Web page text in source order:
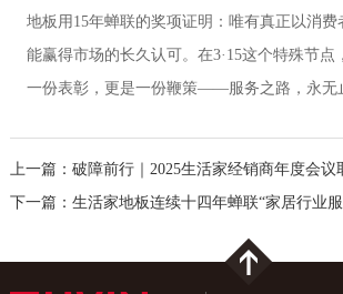
地板用15年蝉联的奖项证明：唯有真正以消
能赢得市场的长久认可。在3·15这个特殊节点
一份表彰，更是一份鞭策——服务之路，永无